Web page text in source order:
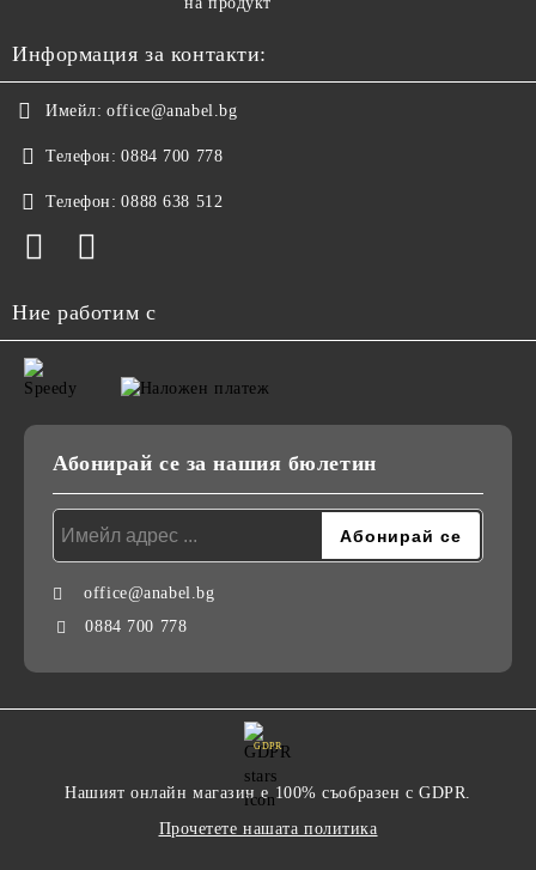
Информация за контакти:
Имейл: office@anabel.bg
Телефон: 0884 700 778
Телефон: 0888 638 512
Ние работим с
Абонирай се за нашия бюлетин
office@anabel.bg
0884 700 778
GDPR
Нашият онлайн магазин е 100% съобразен с GDPR.
Прочетете нашата политика